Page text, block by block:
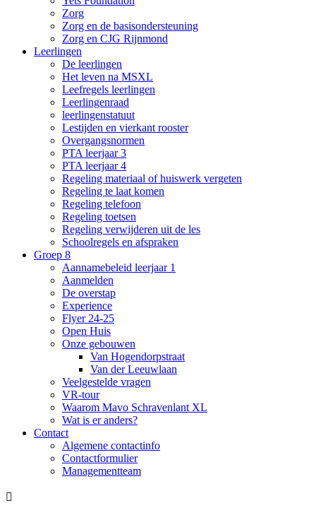
Zorg
Zorg en de basisondersteuning
Zorg en CJG Rijnmond
Leerlingen
De leerlingen
Het leven na MSXL
Leefregels leerlingen
Leerlingenraad
leerlingenstatuut
Lestijden en vierkant rooster
Overgangsnormen
PTA leerjaar 3
PTA leerjaar 4
Regeling materiaal of huiswerk vergeten
Regeling te laat komen
Regeling telefoon
Regeling toetsen
Regeling verwijderen uit de les
Schoolregels en afspraken
Groep 8
Aannamebeleid leerjaar 1
Aanmelden
De overstap
Experience
Flyer 24-25
Open Huis
Onze gebouwen
Van Hogendorpstraat
Van der Leeuwlaan
Veelgestelde vragen
VR-tour
Waarom Mavo Schravenlant XL
Wat is er anders?
Contact
Algemene contactinfo
Contactformulier
Managementteam
